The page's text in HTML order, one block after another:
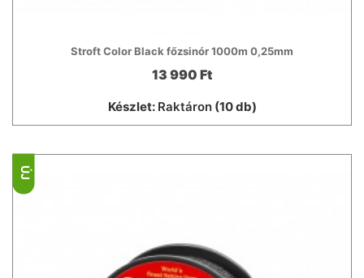
Stroft Color Black főzsinór 1000m 0,25mm
13 990 Ft
Készlet: Raktáron(10 db)
ÚJ